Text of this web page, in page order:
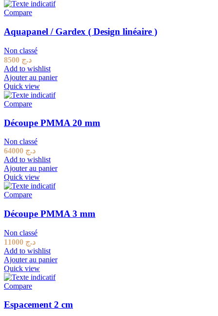
Compare
Aquapanel / Gardex ( Design linéaire )
Non classé
د.ج
Add to wishlist
Ajouter au panier
Quick view
Compare
Découpe PMMA 20 mm
Non classé
د.ج
Add to wishlist
Ajouter au panier
Quick view
Compare
Découpe PMMA 3 mm
Non classé
د.ج
Add to wishlist
Ajouter au panier
Quick view
Compare
Espacement 2 cm